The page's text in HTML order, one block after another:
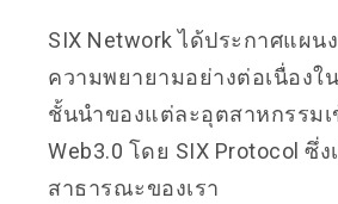
SIX Network ได้ประกาศแผน
ความพยายามอย่างต่อเนื่องใ
ชั้นนำของแต่ละอุตสาหกรรมเ
Web3.0 โดย SIX Protocol ซึ่ง
สาธารณะของเรา